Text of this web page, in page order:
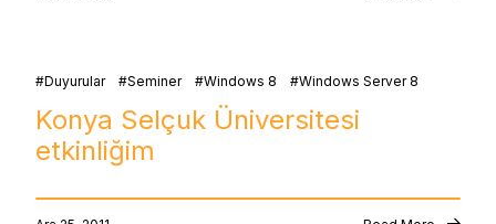
Duyurular Seminer Windows 8 Windows Server 8
Konya Selçuk Üniversitesi
etkinliğim